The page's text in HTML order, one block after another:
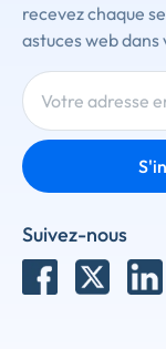
recevez chaque
astuces web
Suivez-nous